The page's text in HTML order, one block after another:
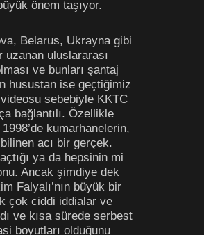
önem taşıyor.
Belarus, Ukrayna gibi
uluslararası
ve bunları şantaj
husustan ise geçtiğimiz
sebebiyle KKTC
bağlantılı. Özellikle
kumarhanelerin,
acı bir gerçek.
ya da hepsinin mi
Ancak şimdiye dek
Falyalı’nın büyük bir
çok ciddi iddialar ve
ve kısa sürede serbest
boyutları olduğunu